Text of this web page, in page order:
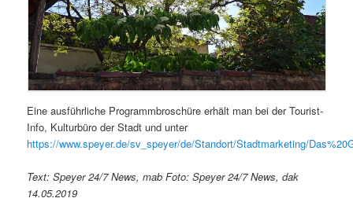
Eine ausführliche Programmbroschüre erhält man bei der Tourist-
Info, Kulturbüro der Stadt und unter
https://www.speyer.de/sv_speyer/de/Standort/Stadtmarketing/
Text: Speyer 24/7 News, mab Foto: Speyer 24/7 News, dak
14.05.2019